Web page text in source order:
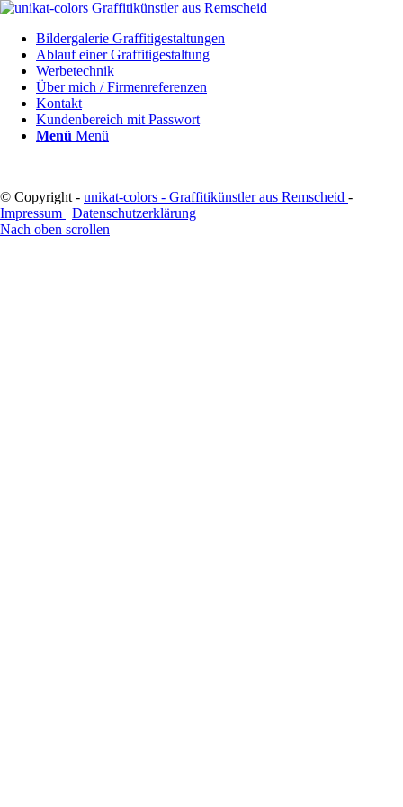
Bildergalerie Graffitigestaltungen
Ablauf einer Graffitigestaltung
Werbetechnik
Über mich / Firmenreferenzen
Kontakt
Kundenbereich mit Passwort
Menü Menü
© Copyright - unikat-colors - Graffitikünstler aus Remscheid -
Impressum | Datenschutzerklärung
Nach oben scrollen